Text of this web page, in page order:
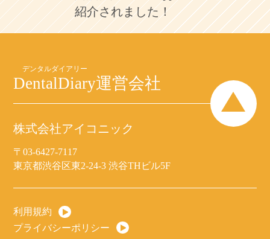
紹介されました！
DentalDiary運営会社
株式会社アイコニック
〒03-6427-7117
東京都渋谷区東2-24-3 渋谷THビル5F
利用規約
プライバシーポリシー